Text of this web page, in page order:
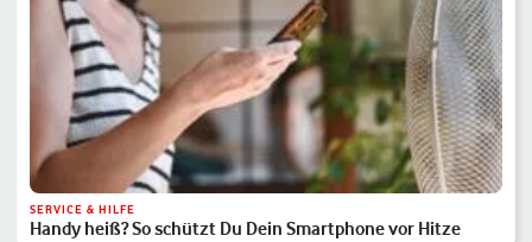
SERVICE & HILFE
Handy heiß? So schützt Du Dein Smartphone vor Hitze